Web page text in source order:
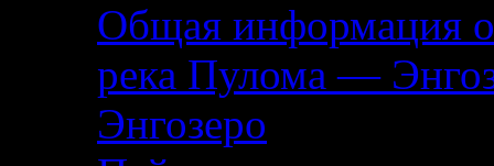
Общая информация
река Пулома —
Энгозеро